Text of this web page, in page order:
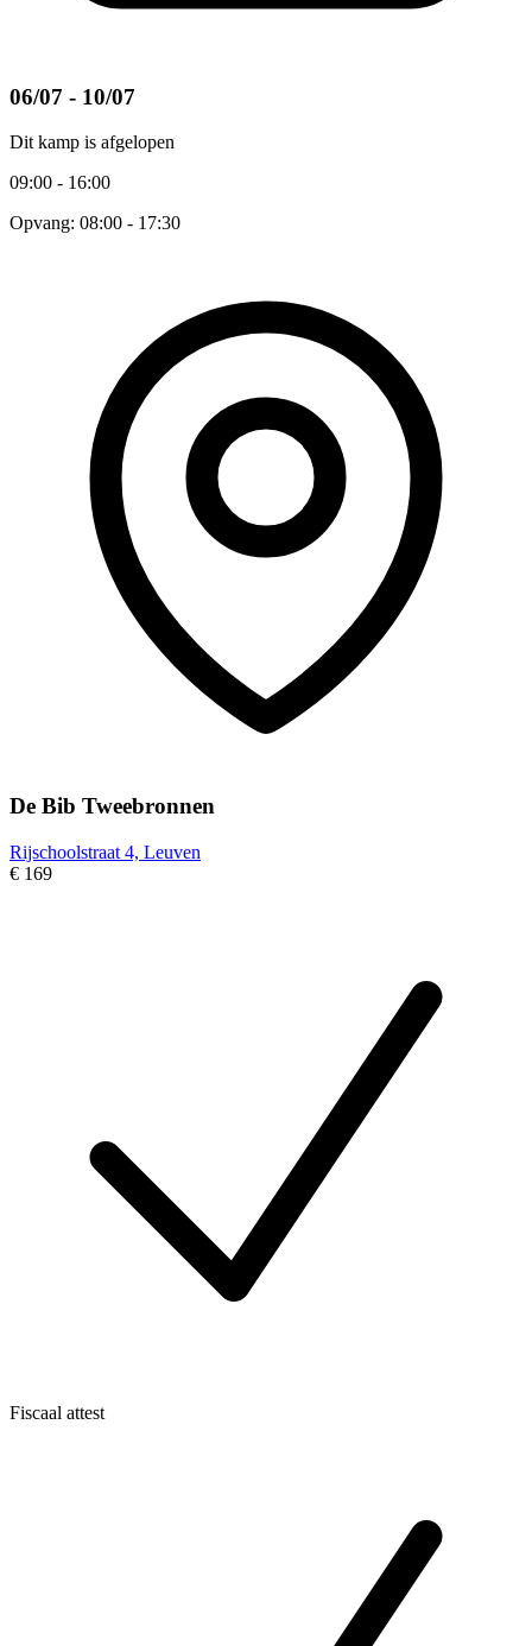
06/07 - 10/07
Dit kamp is afgelopen
09:00 - 16:00
Opvang: 08:00 - 17:30
De Bib Tweebronnen
Rijschoolstraat 4, Leuven
€ 169
Fiscaal attest